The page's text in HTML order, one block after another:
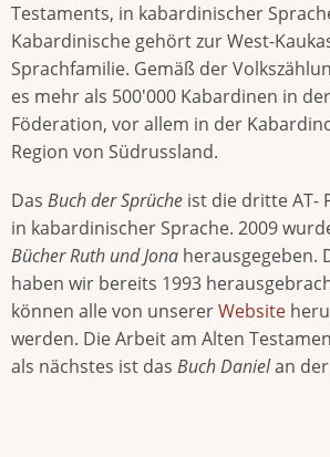
Testaments, in kabardinischer
Kabardinische gehört zur West-
Sprachfamilie. Gemäß der
es mehr als 500'000 Kabardinen in
Föderation, vor allem in der
Region von Südrussland.
Das Buch der Sprüche ist die dritte AT-
in kabardinischer Sprache. 2009
Bücher Ruth und Jona herausgegeben.
haben wir bereits 1993
können alle von unsererWebsite
werden. Die Arbeit am Alten
als nächstes ist das Buch Danielan der